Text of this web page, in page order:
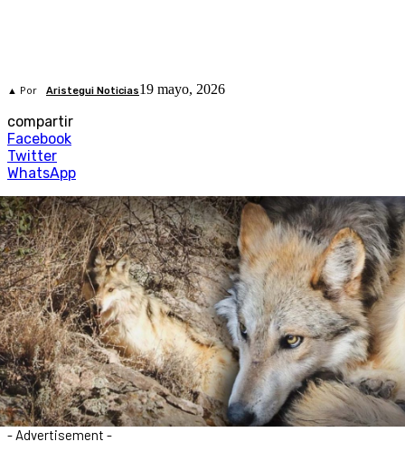
▲ Por Aristegui Noticias19 mayo, 2026
compartir
Facebook
Twitter
WhatsApp
- Advertisement -